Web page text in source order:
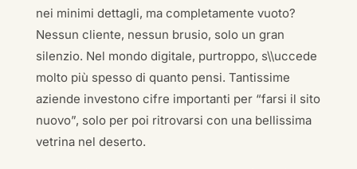
nei minimi dettagli, ma completamente vuoto?
Nessun cliente, nessun brusio, solo un gran
silenzio. Nel mondo digitale, purtroppo, s\\uccede
molto più spesso di quanto pensi. Tantissime
aziende investono cifre importanti per “farsi il sito
nuovo”, solo per poi ritrovarsi con una bellissima
vetrina nel deserto.